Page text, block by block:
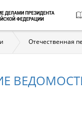
Отечественная